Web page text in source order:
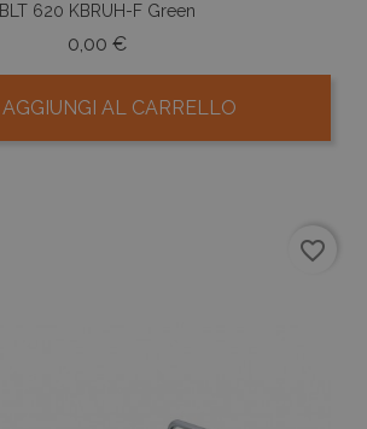
BLT 620 KBRUH-F Green
0,00 €Prezzo
AGGIUNGI AL CARRELLO
favorite_border